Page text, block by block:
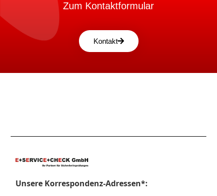
Zum Kontaktformular
Kontakt
Unsere Korrespondenz-Adressen*: